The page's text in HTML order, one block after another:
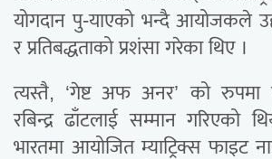
योगदान पु-याएको भन्दै आयोजकले
र प्रतिबद्धताको प्रशंसा गरेका थिए ।
त्यस्तै, ‘गेष्ट अफ अनर’ को रुपमा
रबिन्द्र ढाँटलाई सम्मान गरिएको
भारतमा आयोजित म्याट्रिक्स फाइट